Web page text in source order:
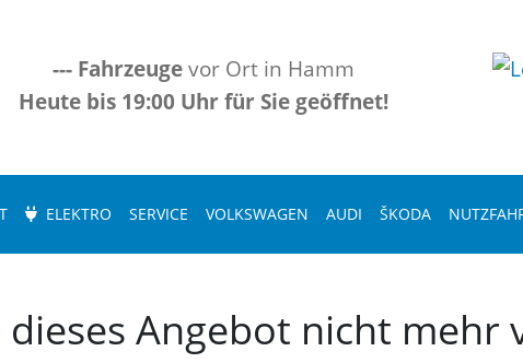
---Fahrzeugevor Ort in Hamm
Heute bis 19:00 Uhr für Sie geöffnet!
ELEKTRO SERVICE VOLKSWAGEN AUDI ŠKODA
dieses Angebot nicht mehr